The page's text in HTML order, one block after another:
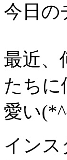
今日の
最近、
たちに
愛い
イン